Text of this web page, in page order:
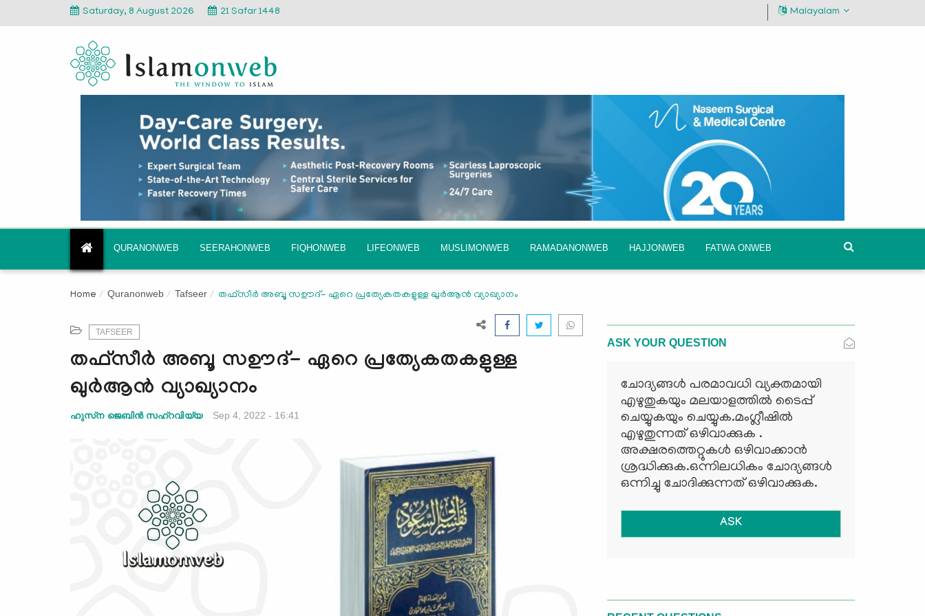
Saturday, 8 August 2026 21 Safar 1448 Malayalam
QURANONWEB SEERAHONWEB FIQHONWEB LIFEONWEB MUSLIMONWEB RAMADANONWEB HAJJONWEB FATWA ONWEB
Home Quranonweb Tafseer തഫ്സീർ അബൂ സഊദ്- ഏറെ പ്രത്യേകതകളുള്ള ഖുര്‍ആന്‍ വ്യാഖ്യാനം
TAFSEER
തഫ്സീർ അബൂ സഊദ്- ഏറെ പ്രത്യേകതകളുള്ള
ഖുര്‍ആന്‍ വ്യാഖ്യാനം
ഹുസ്‌ന ജെബിന്‍ സഹ്‌റവിയ്യ Sep 4, 2022 - 16:41
ASK YOUR QUESTION
ചോദ്യങ്ങള്‍ പരമാവധി വ്യക്തമായി
എഴുതുകയും മലയാളത്തില്‍ ടൈപ്പ്
ചെയ്യുകയും ചെയ്യുക.മംഗ്ലീഷില്‍
എഴുതുന്നത് ഒഴിവാക്കുക .
അക്ഷരത്തെറ്റുകള്‍ ഒഴിവാക്കാന്‍
ശ്രദ്ധിക്കുക.ഒന്നിലധികം ചോദ്യങ്ങള്‍
ഒന്നിച്ചു ചോദിക്കുന്നത് ഒഴിവാക്കുക.
ASK